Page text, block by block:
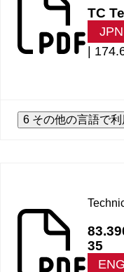
TC
JPN
6 その他の言語で
35
ENG